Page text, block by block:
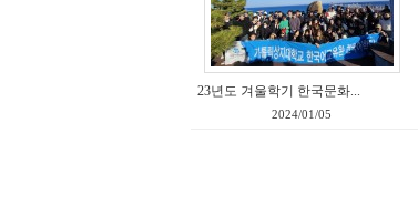
23년도 겨울학기 한국문화...
2024/01/05